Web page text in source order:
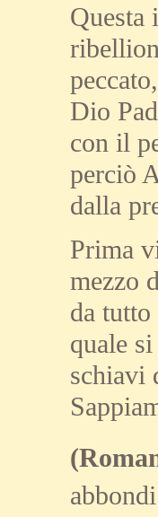
Questa
Dio
con il
perciò
dalla
Prima
mezzo
da
quale
schiavi